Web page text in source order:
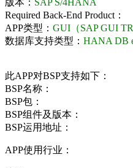
Required Back-End Product：
APP类型： GUI（SAP GUI
数据库支持类型： HANA DB
此APP对BSP支持如下：
BSP名称：
BSP包：
BSP组件及版本：
BSP运用地址：
APP使用行业：